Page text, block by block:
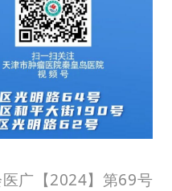
广【2024】第69号